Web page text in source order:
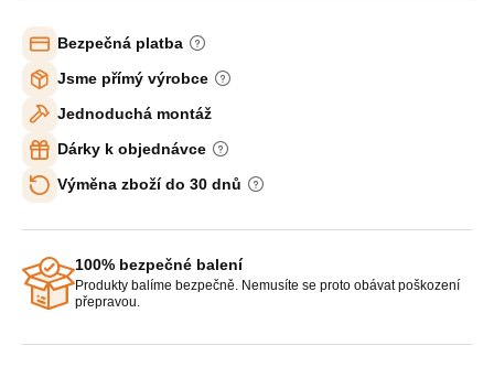
Bezpečná platba
Jsme přímý výrobce
Jednoduchá montáž
Dárky k objednávce
Výměna zboží do 30 dnů
100% bezpečné balení
Produkty balíme bezpečně. Nemusíte se proto obávat poškození
přepravou.